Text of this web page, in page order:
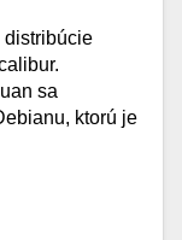
distribúcie
sa
ktorú je